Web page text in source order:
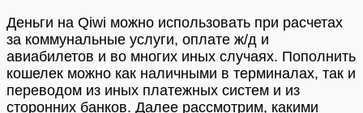
Деньги на Qiwi можно использовать при расчетах
за коммунальные услуги, оплате ж/д и
авиабилетов и во многих иных случаях. Пополнить
кошелек можно как наличными в терминалах, так и
переводом из иных платежных систем и из
сторонних банков. Далее рассмотрим, какими